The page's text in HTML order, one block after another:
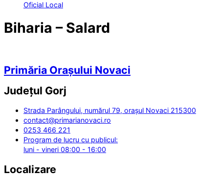
Oficial Local
Biharia – Salard
Primăria Orașului Novaci
Județul Gorj
Strada Parângului, numărul 79, orașul Novaci 215300
contact@primarianovaci.ro
0253 466 221
Program de lucru cu publicul:
luni - vineri 08:00 - 16:00
Localizare